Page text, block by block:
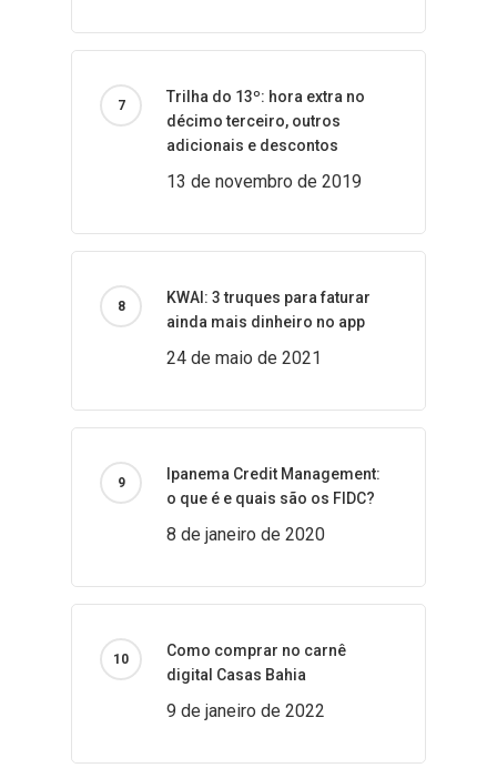
Trilha do 13º: hora extra no
décimo terceiro, outros
adicionais e descontos
13 de novembro de 2019
KWAI: 3 truques para faturar
ainda mais dinheiro no app
24 de maio de 2021
Ipanema Credit Management:
o que é e quais são os FIDC?
8 de janeiro de 2020
Como comprar no carnê
digital Casas Bahia
9 de janeiro de 2022